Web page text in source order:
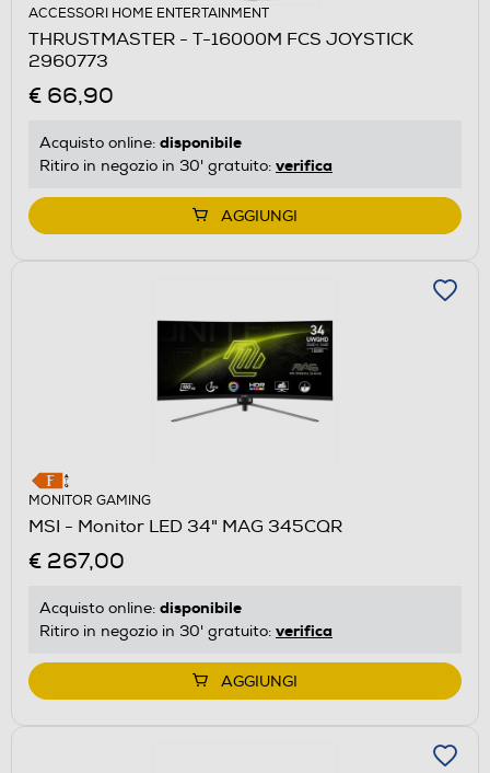
ACCESSORI HOME ENTERTAINMENT
THRUSTMASTER - T-16000M FCS JOYSTICK
2960773
€ 66,90
Acquisto online: disponibile
Ritiro in negozio in 30' gratuito: verifica
AGGIUNGI
MONITOR GAMING
MSI - Monitor LED 34" MAG 345CQR
€ 267,00
Acquisto online: disponibile
Ritiro in negozio in 30' gratuito: verifica
AGGIUNGI